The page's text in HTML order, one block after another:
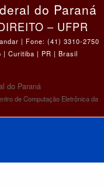
do Paraná
– UFPR
| Fone: (41) 3310-2750
| Curitiba | PR | Brasil
do Paraná
de Computação Eletrônica da